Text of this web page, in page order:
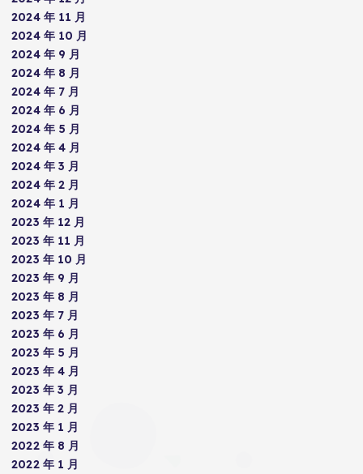
2024 年 11 月
2024 年 10 月
2024 年 9 月
2024 年 8 月
2024 年 7 月
2024 年 6 月
2024 年 5 月
2024 年 4 月
2024 年 3 月
2024 年 2 月
2024 年 1 月
2023 年 12 月
2023 年 11 月
2023 年 10 月
2023 年 9 月
2023 年 8 月
2023 年 7 月
2023 年 6 月
2023 年 5 月
2023 年 4 月
2023 年 3 月
2023 年 2 月
2023 年 1 月
2022 年 8 月
2022 年 1 月